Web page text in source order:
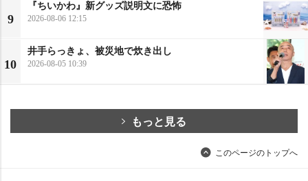
9
『ちいかわ』新グッズ説明文に恐怖
2026-08-06 12:15
10
井手らっきょ、被災地で炊き出し
2026-08-05 10:39
もっと見る
このページのトップへ